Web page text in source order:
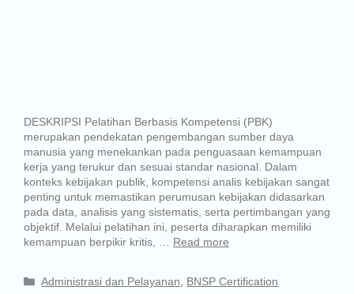
DESKRIPSI Pelatihan Berbasis Kompetensi (PBK)
merupakan pendekatan pengembangan sumber daya
manusia yang menekankan pada penguasaan kemampuan
kerja yang terukur dan sesuai standar nasional. Dalam
konteks kebijakan publik, kompetensi analis kebijakan sangat
penting untuk memastikan perumusan kebijakan didasarkan
pada data, analisis yang sistematis, serta pertimbangan yang
objektif. Melalui pelatihan ini, peserta diharapkan memiliki
kemampuan berpikir kritis, … Read more
Administrasi dan Pelayanan
BNSP Certification